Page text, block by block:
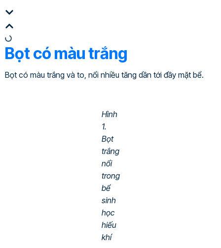
Bọt có màu trắng
Bọt có màu trắng và to, nổi nhiều tăng dần tới đầy mặt bể.
Hình
1.
Bọt
trắng
nổi
trong
bể
sinh
học
hiếu
khí